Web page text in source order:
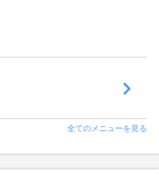
全てのメニューを見る